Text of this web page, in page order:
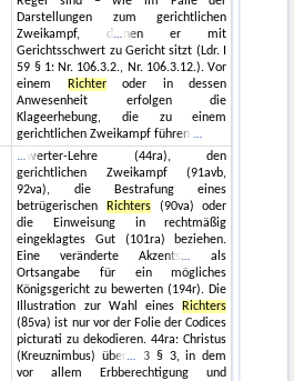
Darstellungen zum gerichtlichen
Zweikampf, d
nen er mit
Gerichtsschwert zu Gericht sitzt (Ldr. I
59 § 1: Nr. 106.3.2., Nr. 106.3.12.). Vor
einem
Richteroder in dessen
Anwesenheit erfolgen die
Klageerhebung, die zu einem
gerichtlichen Zweikampf führen
werter-Lehre (44ra), den
gerichtlichen Zweikampf (91avb,
92va), die Bestrafung eines
betrügerischen
Richters(90va) oder
die Einweisung in rechtmäßig
eingeklagtes Gut (101ra) beziehen.
Eine veränderte Akzents
als
Ortsangabe für ein mögliches
Königsgericht zu bewerten (194r). Die
Illustration zur Wahl eines
Richters
(85va) ist nur vor der Folie der Codices
picturati zu dekodieren. 44ra: Christus
(Kreuznimbus) über
3 § 3, in dem
vor allem Erbberechtigung und